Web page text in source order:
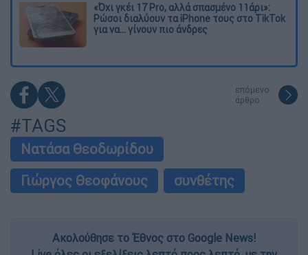
«Όχι γκέι 17 Pro, αλλά σπασμένο 11άρι»:
Ρώσοι διαλύουν τα iPhone τους στο TikTok
για να... γίνουν πιο άνδρες
επόμενο
άρθρο
#TAGS
Νατάσα Θεοδωρίδου
Γιώργος Θεοφάνους
συνθέτης
Ακολούθησε το Έθνος στο Google News!